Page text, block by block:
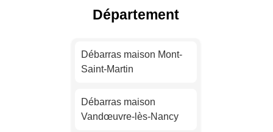
Débarras maison Nice
Débarras maison
Débarras maison
Département
Débarras maison Mont-
Saint-Martin
Débarras maison
Vandœuvre-lès-Nancy